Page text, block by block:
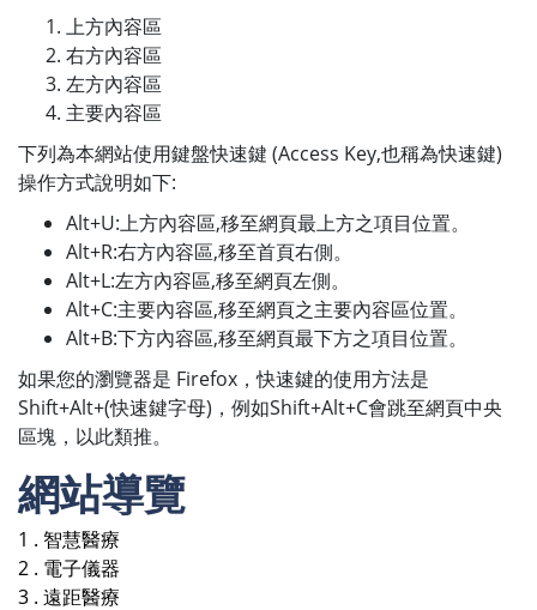
上方內容區
右方內容區
左方內容區
主要內容區
下列為本網站使用鍵盤快速鍵 (Access Key,也稱為快速鍵)
操作方式說明如下:
Alt+U:上方內容區,移至網頁最上方之項目位置。
Alt+R:右方內容區,移至首頁右側。
Alt+L:左方內容區,移至網頁左側。
Alt+C:主要內容區,移至網頁之主要內容區位置。
Alt+B:下方內容區,移至網頁最下方之項目位置。
如果您的瀏覽器是 Firefox，快速鍵的使用方法是
Shift+Alt+(快速鍵字母)，例如Shift+Alt+C會跳至網頁中央
區塊，以此類推。
網站導覽
1 . 智慧醫療
2 . 電子儀器
3 . 遠距醫療